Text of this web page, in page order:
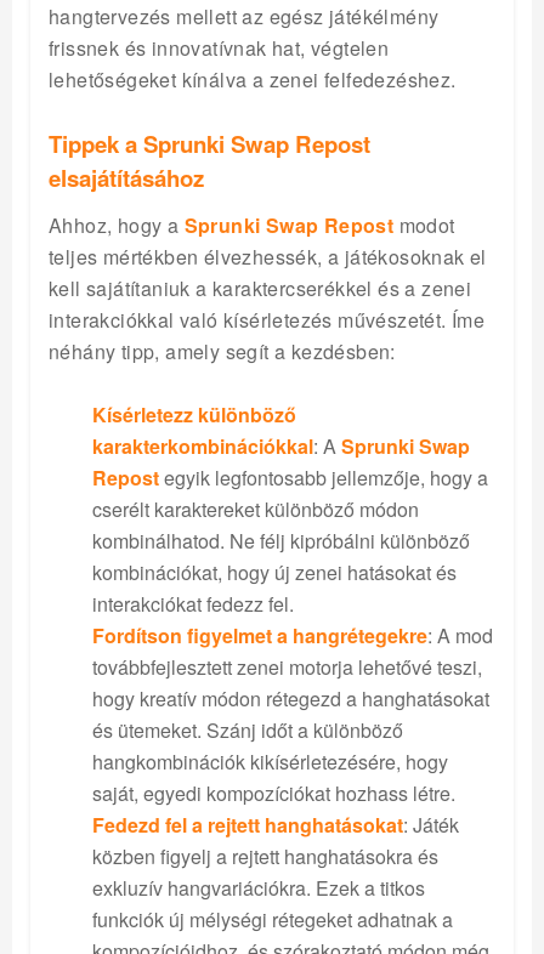
hangtervezés mellett az egész játékélmény
frissnek és innovatívnak hat, végtelen
lehetőségeket kínálva a zenei felfedezéshez.
Tippek a Sprunki Swap Repost
elsajátításához
Ahhoz, hogy a Sprunki Swap Repost modot
teljes mértékben élvezhessék, a játékosoknak el
kell sajátítaniuk a karaktercserékkel és a zenei
interakciókkal való kísérletezés művészetét. Íme
néhány tipp, amely segít a kezdésben:
Kísérletezz különböző
karakterkombinációkkal: ASprunki Swap
Repostegyik legfontosabb jellemzője, hogy a
cserélt karaktereket különböző módon
kombinálhatod. Ne félj kipróbálni különböző
kombinációkat, hogy új zenei hatásokat és
interakciókat fedezz fel.
Fordítson figyelmet a hangrétegekre: A mod
továbbfejlesztett zenei motorja lehetővé teszi,
hogy kreatív módon rétegezd a hanghatásokat
és ütemeket. Szánj időt a különböző
hangkombinációk kikísérletezésére, hogy
saját, egyedi kompozíciókat hozhass létre.
Fedezd fel a rejtett hanghatásokat: Játék
közben figyelj a rejtett hanghatásokra és
exkluzív hangvariációkra. Ezek a titkos
funkciók új mélységi rétegeket adhatnak a